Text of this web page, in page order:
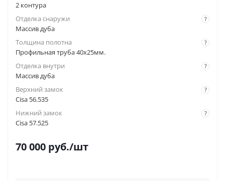
2 контура
?
Отделка снаружи
Массив дуба
?
Толщина полотна
Профильная труба 40х25мм.
?
Отделка внутри
Массив дуба
?
Верхний замок
Cisa 56.535
?
Нижний замок
Cisa 57.525
70 000 руб./шт